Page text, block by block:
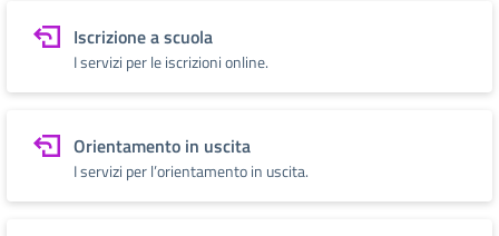
Iscrizione a scuola
I servizi per le iscrizioni online.
Orientamento in uscita
I servizi per l’orientamento in uscita.